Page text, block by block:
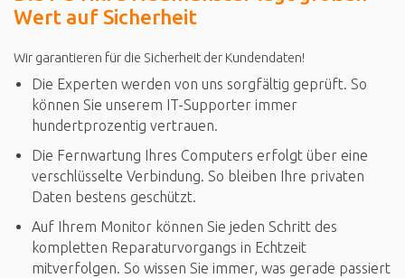
Wert auf Sicherheit
Wir garantieren für die Sicherheit der Kundendaten!
Die Experten werden von uns sorgfältig geprüft. So
können Sie unserem IT-Supporter immer
hundertprozentig vertrauen.
Die Fernwartung Ihres Computers erfolgt über eine
verschlüsselte Verbindung. So bleiben Ihre privaten
Daten bestens geschützt.
Auf Ihrem Monitor können Sie jeden Schritt des
kompletten Reparaturvorgangs in Echtzeit
mitverfolgen. So wissen Sie immer, was gerade passiert